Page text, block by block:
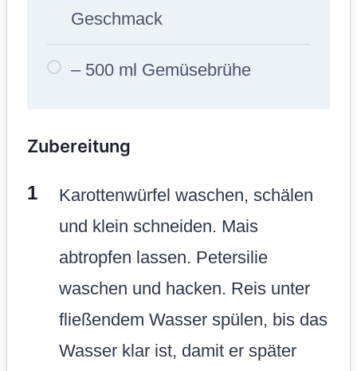
Geschmack
– 500 ml Gemüsebrühe
Zubereitung
Karottenwürfel waschen, schälen
und klein schneiden. Mais
abtropfen lassen. Petersilie
waschen und hacken. Reis unter
fließendem Wasser spülen, bis das
Wasser klar ist, damit er später